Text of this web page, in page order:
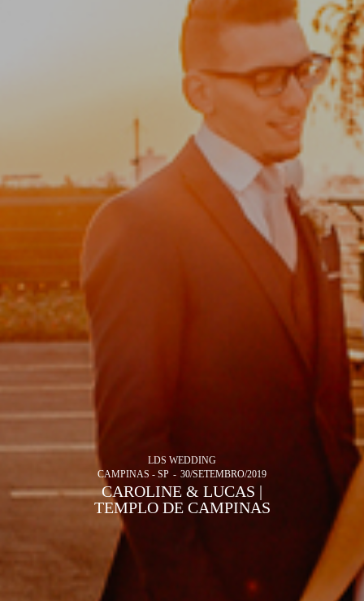
LDS WEDDING
CAMPINAS - SP
30/SETEMBRO/2019
CAROLINE & LUCAS |
TEMPLO DE CAMPINAS